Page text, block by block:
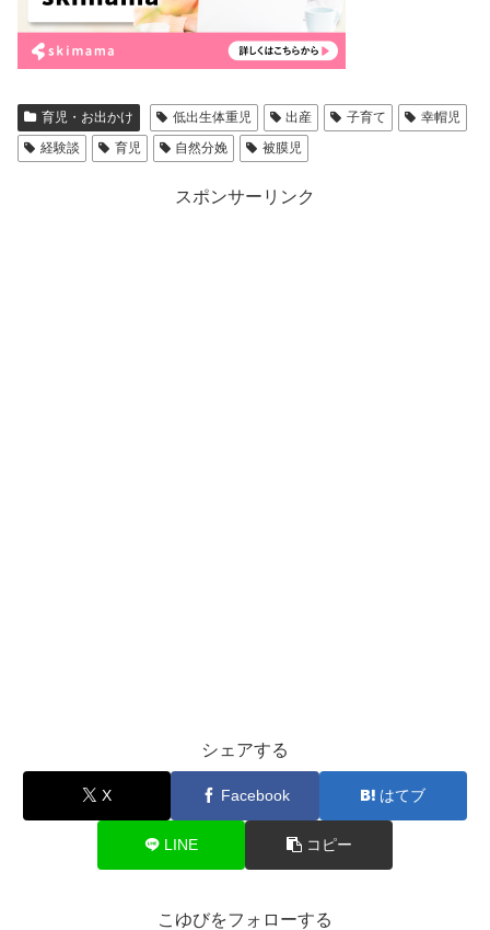
育児・お出かけ 低出生体重児 出産 子育て
幸帽児
経験談
育児 自然分娩 被膜児
スポンサーリンク
シェアする
X Facebook はてブ
LINE コピー
こゆびをフォローする